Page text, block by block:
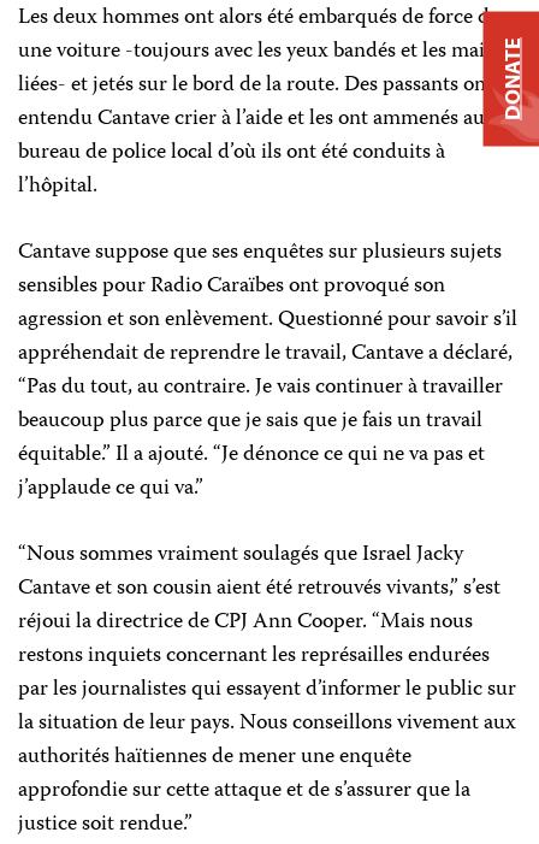
Les deux hommes ont alors été embarqués de force dans
une voiture -toujours avec les yeux bandés et les mains
liées- et jetés sur le bord de la route. Des passants ont
entendu Cantave crier à l’aide et les ont ammenés au
bureau de police local d’où ils ont été conduits à
l’hôpital.
Cantave suppose que ses enquêtes sur plusieurs sujets
sensibles pour Radio Caraïbes ont provoqué son
agression et son enlèvement. Questionné pour savoir s’il
appréhendait de reprendre le travail, Cantave a déclaré,
“Pas du tout, au contraire. Je vais continuer à travailler
beaucoup plus parce que je sais que je fais un travail
équitable.” Il a ajouté. “Je dénonce ce qui ne va pas et
j’applaude ce qui va.”
“Nous sommes vraiment soulagés que Israel Jacky
Cantave et son cousin aient été retrouvés vivants,” s’est
réjoui la directrice de CPJ Ann Cooper. “Mais nous
restons inquiets concernant les représailles endurées
par les journalistes qui essayent d’informer le public sur
la situation de leur pays. Nous conseillons vivement aux
authorités haïtiennes de mener une enquête
approfondie sur cette attaque et de s’assurer que la
justice soit rendue.”
DONATE